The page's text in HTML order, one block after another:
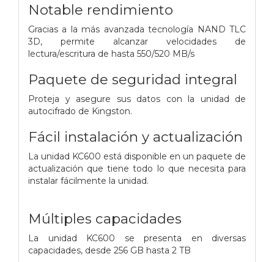
Notable rendimiento
Gracias a la más avanzada tecnología NAND TLC
3D, permite alcanzar velocidades de
lectura/escritura de hasta 550/520 MB/s
Paquete de seguridad integral
Proteja y asegure sus datos con la unidad de
autocifrado de Kingston.
Fácil instalación y actualización
La unidad KC600 está disponible en un paquete de
actualización que tiene todo lo que necesita para
instalar fácilmente la unidad.
Múltiples capacidades
La unidad KC600 se presenta en diversas
capacidades, desde 256 GB hasta 2 TB